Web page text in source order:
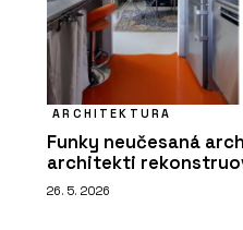
ARCHITEKTURA
Funky neučesaná
architekti
26. 5. 2026